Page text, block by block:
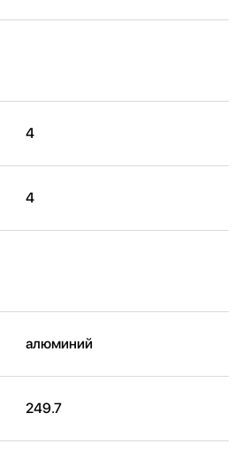
4
4
алюминий
249.7